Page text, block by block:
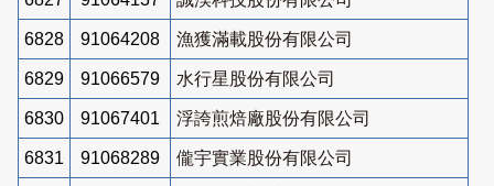
6828 91064208 漁獲滿載股份有限公司
6829 91066579 水行星股份有限公司
6830 91067401 浮誇煎焙廠股份有限公司
6831 91068289 儱宇實業股份有限公司